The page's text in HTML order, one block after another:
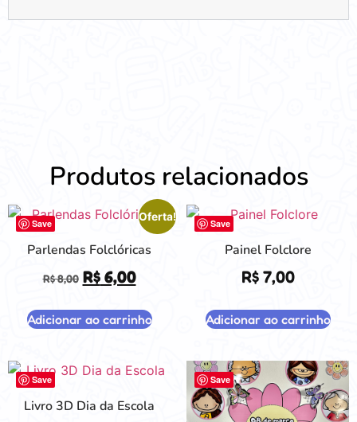
Produtos relacionados
Save
Oferta!
Parlendas Folclóricas
R$8,00 R$6,00
Adicionar ao carrinho
Save
Painel Folclore
R$7,00
Adicionar ao carrinho
Save
Livro 3D Dia da Escola
Save